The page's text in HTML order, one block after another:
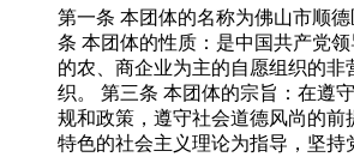
第一条 本团体的名称为佛山市顺
条 本团体的性质：是中国共产党
的农、商企业为主的自愿组织的非
织。 第三条 本团体的宗旨：在遵
规和政策，遵守社会道德风尚的前
特色的社会主义理论为指导，坚持